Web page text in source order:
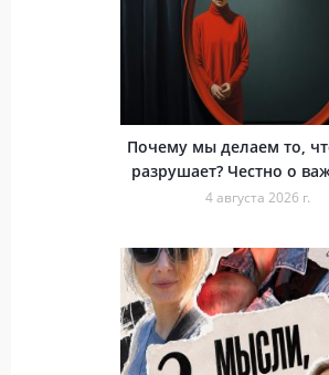
Почему мы делаем то,
разрушает? Честно о
4 августа 2026 г.